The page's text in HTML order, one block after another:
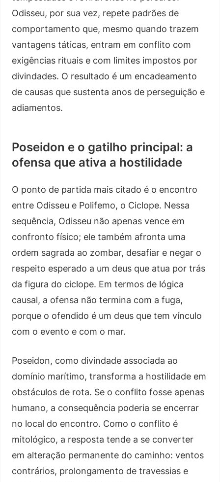
Odisseu, por sua vez, repete padrões de
comportamento que, mesmo quando trazem
vantagens táticas, entram em conflito com
exigências rituais e com limites impostos por
divindades. O resultado é um encadeamento
de causas que sustenta anos de perseguição e
adiamentos.
Poseidon e o gatilho principal: a
ofensa que ativa a hostilidade
O ponto de partida mais citado é o encontro
entre Odisseu e Polifemo, o Ciclope. Nessa
sequência, Odisseu não apenas vence em
confronto físico; ele também afronta uma
ordem sagrada ao zombar, desafiar e negar o
respeito esperado a um deus que atua por trás
da figura do ciclope. Em termos de lógica
causal, a ofensa não termina com a fuga,
porque o ofendido é um deus que tem vínculo
com o evento e com o mar.
Poseidon, como divindade associada ao
domínio marítimo, transforma a hostilidade em
obstáculos de rota. Se o conflito fosse apenas
humano, a consequência poderia se encerrar
no local do encontro. Como o conflito é
mitológico, a resposta tende a se converter
em alteração permanente do caminho: ventos
contrários, prolongamento de travessias e